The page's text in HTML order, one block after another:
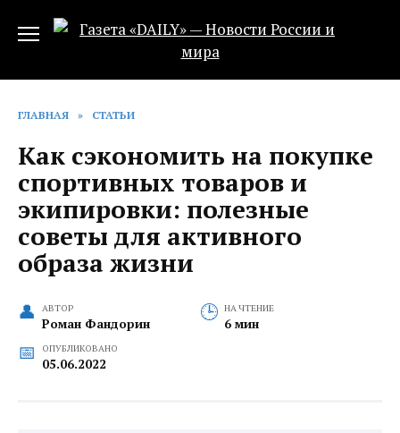
ГЛАВНАЯ » СТАТЬИ
Как сэкономить на покупке
спортивных товаров и
экипировки: полезные
советы для активного
образа жизни
АВТОР
Роман Фандорин
НА ЧТЕНИЕ
6 мин
ОПУБЛИКОВАНО
05.06.2022